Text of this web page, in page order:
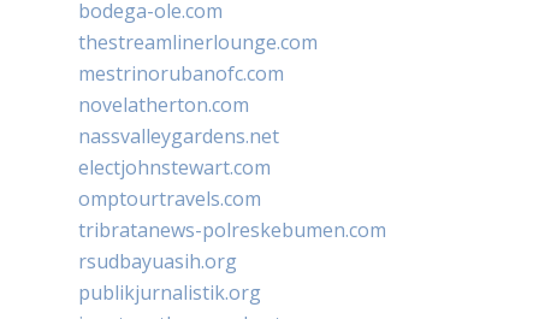
bodega-ole.com
thestreamlinerlounge.com
mestrinorubanofc.com
novelatherton.com
nassvalleygardens.net
electjohnstewart.com
omptourtravels.com
tribratanews-polreskebumen.com
rsudbayuasih.org
publikjurnalistik.org